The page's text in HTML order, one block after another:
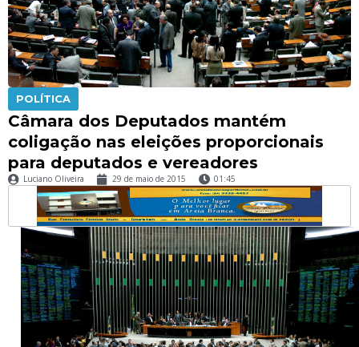
POLÍTICA
Câmara dos Deputados mantém
coligação nas eleições proporcionais
para deputados e vereadores
Luciano Oliveira 29 de maio de 2015 01:45